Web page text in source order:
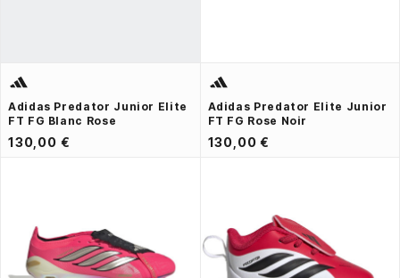
Adidas Predator Junior Elite
FT FG Blanc Rose
130,00 €
Adidas Predator Elite Junior
FT FG Rose Noir
130,00 €